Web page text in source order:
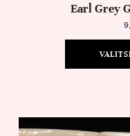
Earl Grey